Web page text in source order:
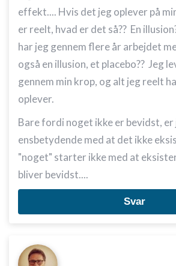
effekt.... Hvis det jeg oplever på
er reelt, hvad er det så?? En
har jeg gennem flere år arbejdet
også en illusion, et placebo?? Jeg
gennem min krop, og alt jeg reelt
oplever.
Bare fordi noget ikke er bevidst, er
ensbetydende med at det ikke
"noget" starter ikke med at
bliver bevidst....
Svar